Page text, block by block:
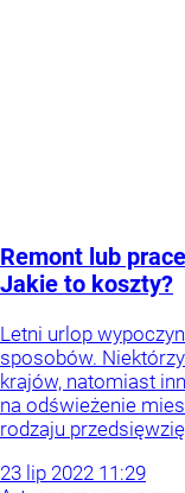
Remont lub
Jakie to koszty?
Letni urlop
sposobów.
krajów, natomiast
na odświeżenie
rodzaju
23 lip 2022 11:29